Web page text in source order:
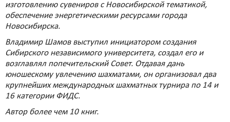
изготовлению сувениров с Новосибирской тематикой,
обеспечение энергетическими ресурсами города
Новосибирска.
Владимир Шамов выступил инициатором создания
Сибирского независимого университета, создал его и
возглавлял попечительский Совет. Отдавая дань
юношескому увлечению шахматами, он организовал два
крупнейших международных шахматных турнира по 14 и
16 категории ФИДС.
Автор более чем 10 книг.